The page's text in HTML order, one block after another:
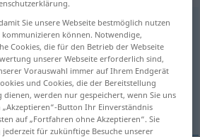
anklicken/antippen)
Sie unsere Webseite bestmöglich nutzen
können. Notwendige,
Cookies, die für den Betrieb der Webseite
unserer Webseite erforderlich sind,
Vorauswahl immer auf Ihrem Endgerät
und Cookies, die der Bereitstellung
werden nur gespeichert, wenn Sie uns
Button Ihr Einverständnis
auf „Fortfahren ohne Akzeptieren“. Sie
für zukünftige Besuche unserer